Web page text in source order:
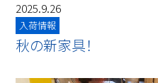
2025.9.26
入荷情報
秋の新家具！